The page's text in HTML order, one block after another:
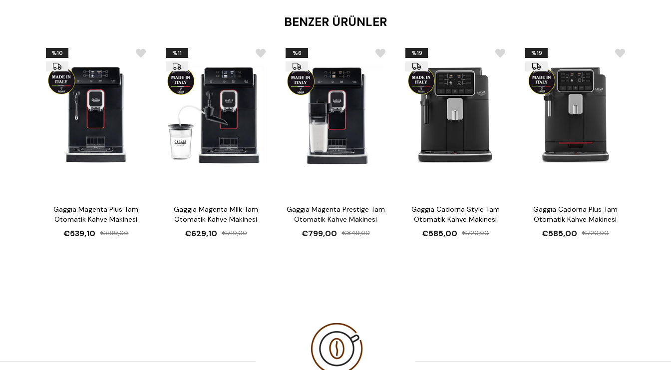
BENZER ÜRÜNLER
Gaggıa Magenta Plus Tam
Otomatik Kahve Makinesi
€539,10 €599,00
%10
Gaggıa Magenta Milk Tam
Otomatik Kahve Makinesi
€629,10 €710,00
%11
Gaggıa Magenta Prestige Tam
Otomatik Kahve Makinesi
€799,00 €849,00
%6
Gaggıa Cadorna Style Tam
Otomatik Kahve Makinesi
€585,00 €720,00
%19
Gaggıa Cadorna Plus Tam
Otomatik Kahve Makinesi
€585,00 €720,00
%19